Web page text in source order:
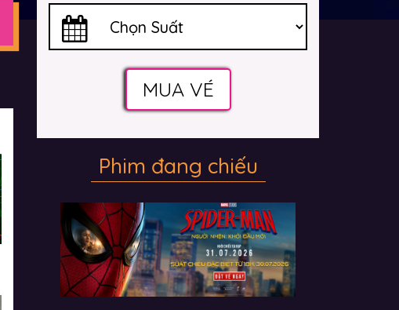
MUA VÉ
Phim đang chiếu